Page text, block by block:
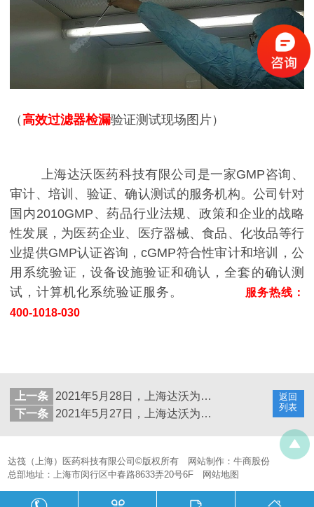
（高效过滤器检漏验证测试现场图片）
上海达沃医药科技有限公司是一家GMP咨询、
审计、培训、验证、确认测试的服务机构。公司针对
国内2010GMP、药品行业法规、政策和企业的战略
性发展，为医药企业、医疗器械、食品、化妆品等行
业提供GMP认证咨询，cGMP符合性审计和培训，公
用系统验证，设备设施验证和确认，全套的确认测
试，计算机化系统验证服务。
服务热线：
400-1018-030
返回
列表
上一条
2021年5月28日，上海达沃为客户进行生物灭菌柜验证测试服务
下一条
2021年5月27日，上海达沃为客户提供超净工作台验证测试服务
达筏（上海）医药科技有限公司©版权所有 网站制作：牛商股份
总部地址：上海市闵行区中春路8633弄20号6F
网站地图